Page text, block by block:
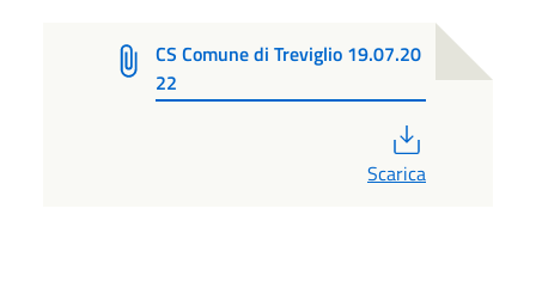
CS Comune di Treviglio 19.07.20
22
Scarica